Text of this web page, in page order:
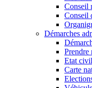
Conseil
Conseil
Démarches
Prendre
Etat civil
Carte